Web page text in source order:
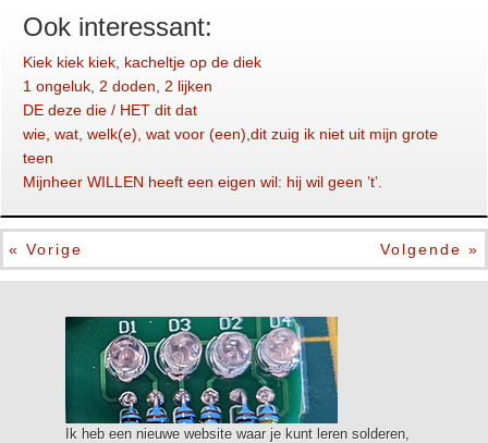
Ook interessant:
Kiek kiek kiek, kacheltje op de diek
1 ongeluk, 2 doden, 2 lijken
DE deze die / HET dit dat
wie, wat, welk(e), wat voor (een),dit zuig ik niet uit mijn grote
teen
Mijnheer WILLEN heeft een eigen wil: hij wil geen ’t’.
« Vorige Volgende »
Ik heb een nieuwe website waar je kunt leren solderen,